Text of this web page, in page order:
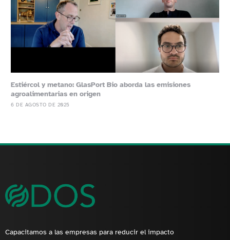
Estiércol y metano: GlasPort Bio aborda las emisiones
agroalimentarias en origen
6 DE AGOSTO DE 2025
Capacitamos a las empresas para reducir el impacto